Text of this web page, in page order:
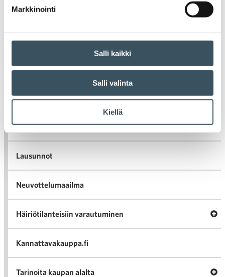
Markkinointi
Salli kaikki
Salli valinta
Kiellä
Artikkelien selaus
Uutiset
Tiedotteet
Blogit
Lausunnot
Neuvottelumaailma
Häiriötilanteisiin varautuminen
Kannattavakauppa.fi
Tarinoita kaupan alalta